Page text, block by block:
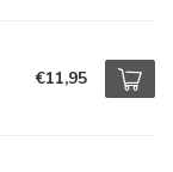
€11,95